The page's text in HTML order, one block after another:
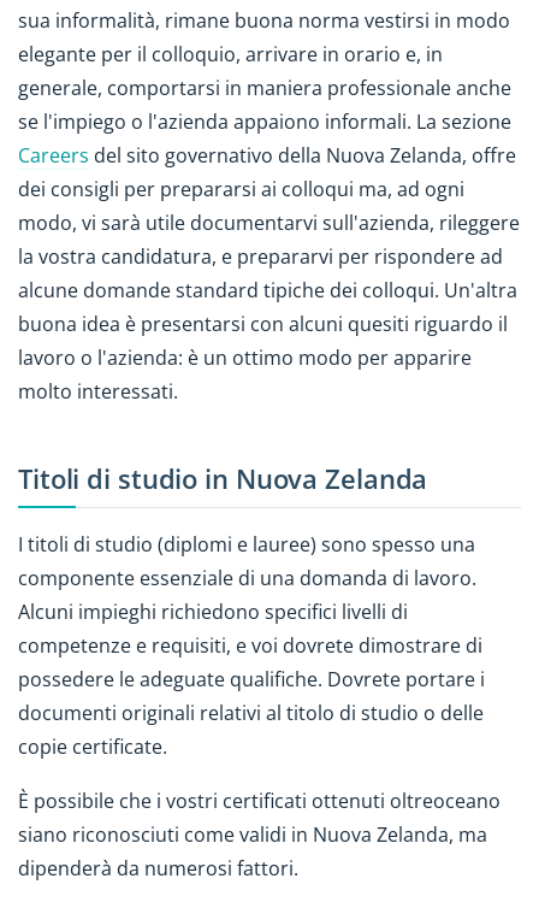
sua informalità, rimane buona norma vestirsi in modo
elegante per il colloquio, arrivare in orario e, in
generale, comportarsi in maniera professionale anche
se l'impiego o l'azienda appaiono informali. La sezione
Careers del sito governativo della Nuova Zelanda, offre
dei consigli per prepararsi ai colloqui ma, ad ogni
modo, vi sarà utile documentarvi sull'azienda, rileggere
la vostra candidatura, e prepararvi per rispondere ad
alcune domande standard tipiche dei colloqui. Un'altra
buona idea è presentarsi con alcuni quesiti riguardo il
lavoro o l'azienda: è un ottimo modo per apparire
molto interessati.
Titoli di studio in Nuova Zelanda
I titoli di studio (diplomi e lauree) sono spesso una
componente essenziale di una domanda di lavoro.
Alcuni impieghi richiedono specifici livelli di
competenze e requisiti, e voi dovrete dimostrare di
possedere le adeguate qualifiche. Dovrete portare i
documenti originali relativi al titolo di studio o delle
copie certificate.
È possibile che i vostri certificati ottenuti oltreoceano
siano riconosciuti come validi in Nuova Zelanda, ma
dipenderà da numerosi fattori.